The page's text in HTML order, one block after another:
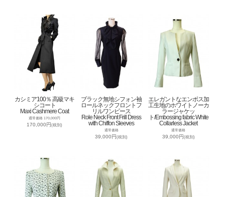
カシミア100％ 高級マキ
シコート
Maxi Cashmere Coat
通常価格 170,000円
170,000円(税別)
ブラック無地シフォン袖
ロールネックフロントフ
リルワンピース
Role Neck Front Frill Dress
with Chiffon Sleeves
通常価格
39,000円(税別)
エレガントなエンボス加
工生地のホワイトノーカ
ラージャケッ
ト/Embossing fabric White
Collarless Jacket
通常価格
39,000円 (税別)